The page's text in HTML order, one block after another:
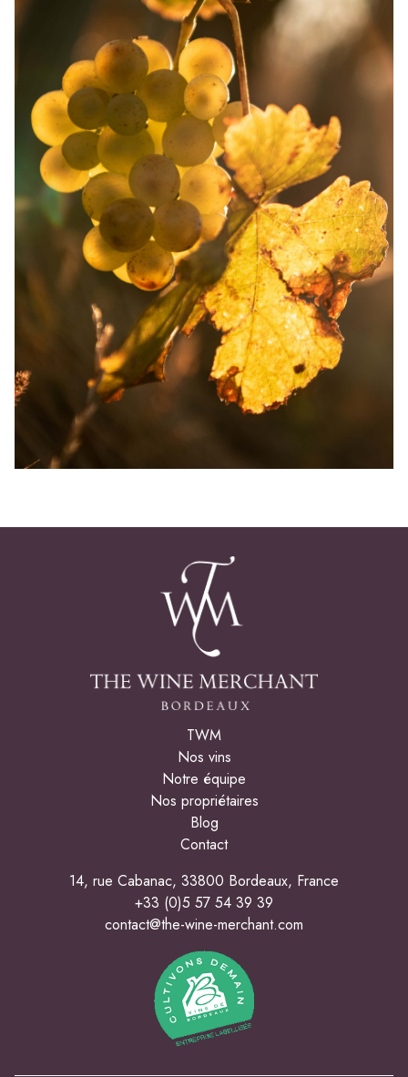
TWM
Nos vins
Notre équipe
Nos propriétaires
Blog
Contact
14, rue Cabanac, 33800 Bordeaux, France
+33 (0)5 57 54 39 39
contact@the-wine-merchant.com